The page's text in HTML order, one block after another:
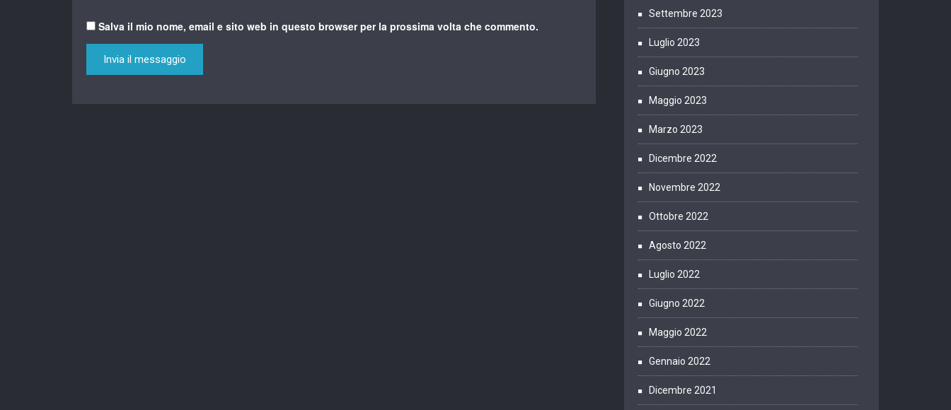
Salva il mio nome, email e sito web in questo browser per la prossima volta che commento.
Settembre 2023
Luglio 2023
Giugno 2023
Maggio 2023
Marzo 2023
Dicembre 2022
Novembre 2022
Ottobre 2022
Agosto 2022
Luglio 2022
Giugno 2022
Maggio 2022
Gennaio 2022
Dicembre 2021